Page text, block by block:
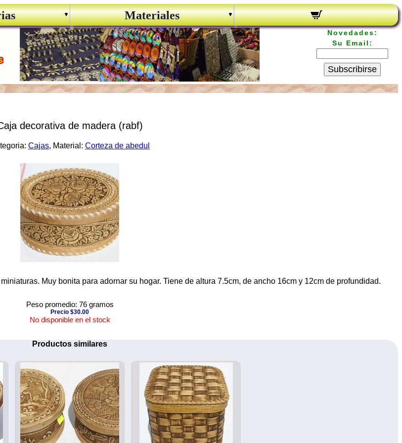
Materiales
Novedades:
Su Email:
Subscribirse
decorativa de madera (rabf)
Cajas, Material: Corteza de abedul
Muy bonita para adornar su hogar. Tiene de altura 7.5cm, de ancho 16cm y 12cm de profundidad.
Peso promedio: 76 gramos
Precio $30.00
No disponible en el stock
Productos similares